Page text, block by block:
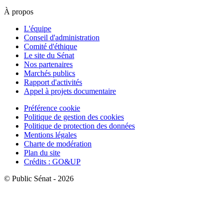
À propos
L'équipe
Conseil d'administration
Comité d'éthique
Le site du Sénat
Nos partenaires
Marchés publics
Rapport d'activités
Appel à projets documentaire
Préférence cookie
Politique de gestion des cookies
Politique de protection des données
Mentions légales
Charte de modération
Plan du site
Crédits : GO&UP
© Public Sénat - 2026